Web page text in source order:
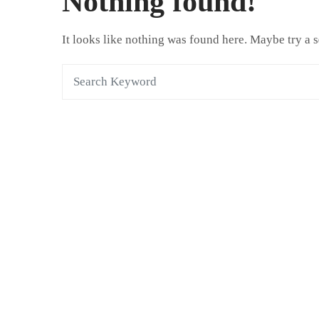
It looks like nothing was found here. Maybe try a